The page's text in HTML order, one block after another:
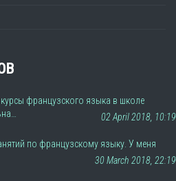
французского языка в школе
02 April 2018, 10:19
по французскому языку. У меня
30 March 2018, 22:19